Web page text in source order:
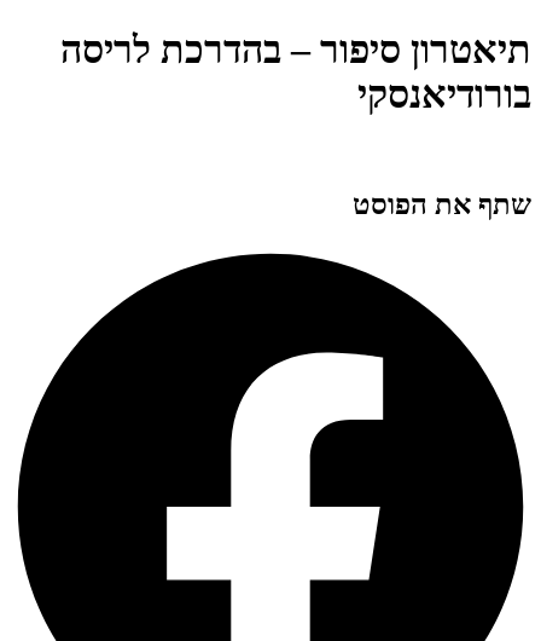
תיאטרון סיפור – בהדרכת לריסה
בורודיאנסקי
שתף את הפוסט